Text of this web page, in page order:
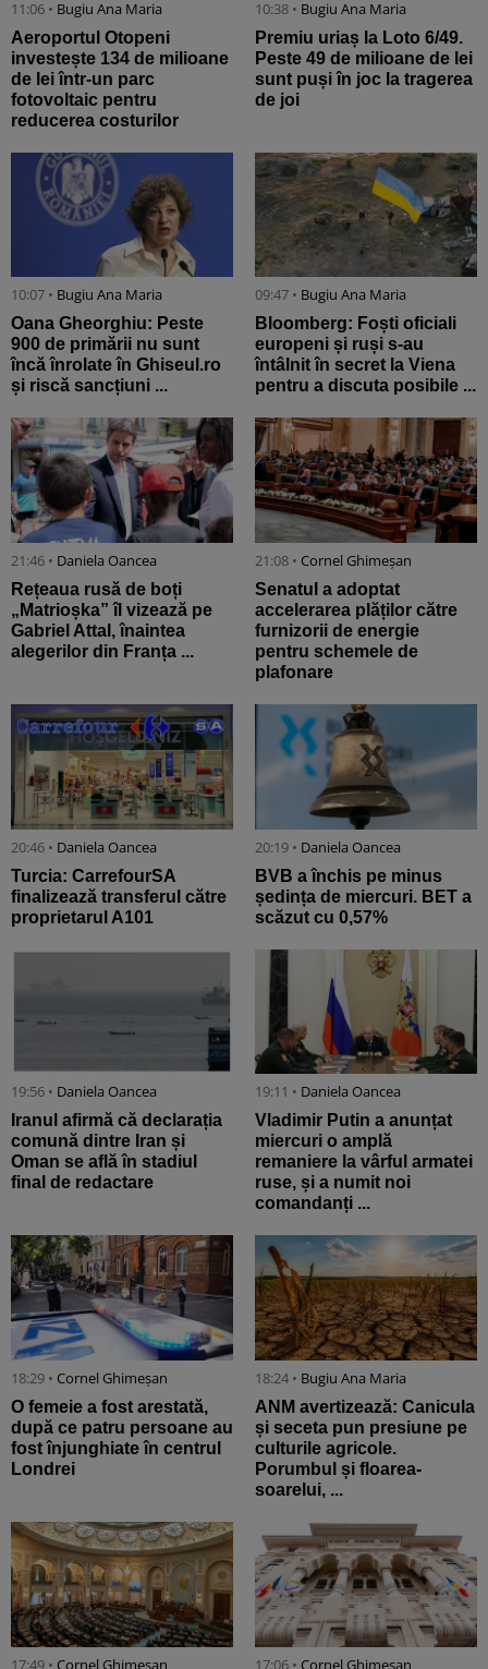
11:06 • Bugiu ⁠Ana Maria
Aeroportul Otopeni
investește 134 de milioane
de lei într-un parc
fotovoltaic pentru
reducerea costurilor
10:38 • Bugiu ⁠Ana Maria
Premiu uriaș la Loto 6/49.
Peste 49 de milioane de lei
sunt puși în joc la tragerea
de joi
10:07 • Bugiu ⁠Ana Maria
Oana Gheorghiu: Peste
900 de primării nu sunt
încă înrolate în Ghiseul.ro
și riscă sancțiuni ...
09:47 • Bugiu ⁠Ana Maria
Bloomberg: Foști oficiali
europeni și ruși s-au
întâlnit în secret la Viena
pentru a discuta posibile ...
21:46 • Daniela Oancea
Rețeaua rusă de boți
„Matrioșka” îl vizează pe
Gabriel Attal, înaintea
alegerilor din Franța ...
21:08 • Cornel Ghimeșan
Senatul a adoptat
accelerarea plăților către
furnizorii de energie
pentru schemele de
plafonare
20:46 • Daniela Oancea
Turcia: CarrefourSA
finalizează transferul către
proprietarul A101
20:19 • Daniela Oancea
BVB a închis pe minus
ședința de miercuri. BET a
scăzut cu 0,57%
19:56 • Daniela Oancea
Iranul afirmă că declarația
comună dintre Iran și
Oman se află în stadiul
final de redactare
19:11 • Daniela Oancea
Vladimir Putin a anunțat
miercuri o amplă
remaniere la vârful armatei
ruse, și a numit noi
comandanți ...
18:29 • Cornel Ghimeșan
O femeie a fost arestată,
după ce patru persoane au
fost înjunghiate în centrul
Londrei
18:24 • Bugiu ⁠Ana Maria
ANM avertizează: Canicula
și seceta pun presiune pe
culturile agricole.
Porumbul și floarea-
soarelui, ...
17:49 • Cornel Ghimeșan 17:06 • Cornel Ghimeșan